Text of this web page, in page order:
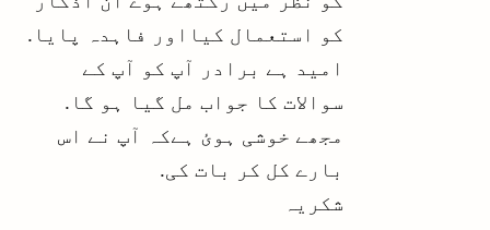
کو استعمال کیااور فاہدہ پایا.
امید ہے برادر آپ کو آپ کے
سوالات کا جواب مل گیا ہو گا.
مجھے خوشی ہوئ ہےکہ آپ نے اس
بارے کل کر بات کی.
شکریہ